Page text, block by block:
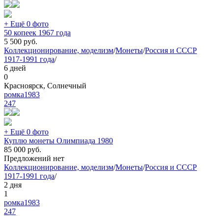
+ Ещё 0 фото
50 копеек 1967 года
5 500 руб.
Коллекционирование, моделизм/Монеты/Россия и СССР
1917-1991 года/
6 дней
0
Красноярск, Солнечный
ромка1983
247
+ Ещё 0 фото
Куплю монеты Олимпиада 1980
85 000 руб.
Предложений нет
Коллекционирование, моделизм/Монеты/Россия и СССР
1917-1991 года/
2 дня
1
ромка1983
247